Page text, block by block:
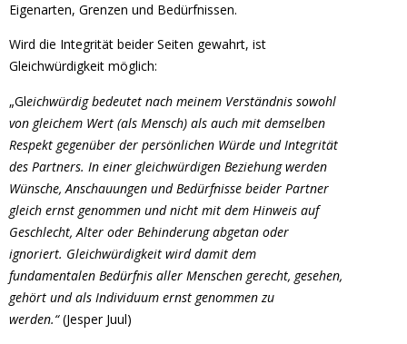
Eigenarten, Grenzen und Bedürfnissen.
Wird die Integrität beider Seiten gewahrt, ist
Gleichwürdigkeit möglich:
„Gleichwürdig bedeutet nach meinem Verständnis sowohl
von gleichem Wert (als Mensch) als auch mit demselben
Respekt gegenüber der persönlichen Würde und Integrität
des Partners. In einer gleichwürdigen Beziehung werden
Wünsche, Anschauungen und Bedürfnisse beider Partner
gleich ernst genommen und nicht mit dem Hinweis auf
Geschlecht, Alter oder Behinderung abgetan oder
ignoriert. Gleichwürdigkeit wird damit dem
fundamentalen Bedürfnis aller Menschen gerecht, gesehen,
gehört und als Individuum ernst genommen zu
werden.“(Jesper Juul)